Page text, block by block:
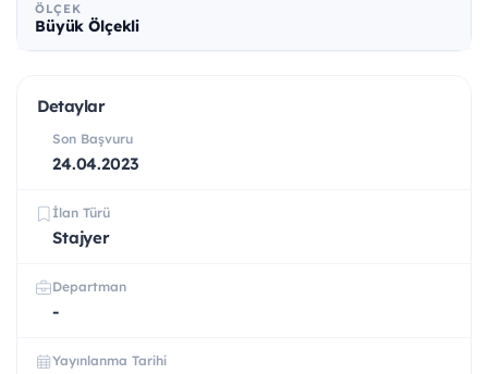
ÖLÇEK
Büyük Ölçekli
Detaylar
Son Başvuru
24.04.2023
İlan Türü
Stajyer
Departman
-
Yayınlanma Tarihi